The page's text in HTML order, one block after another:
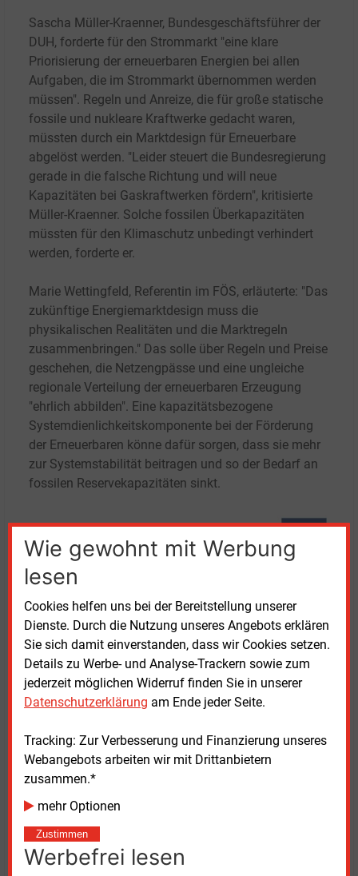
Wie gewohnt mit Werbung
lesen
Cookies helfen uns bei der Bereitstellung unserer
Dienste. Durch die Nutzung unseres Angebots erklären
Sie sich damit einverstanden, dass wir Cookies setzen.
Details zu Werbe- und Analyse-Trackern sowie zum
jederzeit möglichen Widerruf finden Sie in unserer
Datenschutzerklärung am Ende jeder Seite.
Tracking: Zur Verbesserung und Finanzierung unseres
Webangebots arbeiten wir mit Drittanbietern
zusammen.*
mehr Optionen
Zustimmen
Werbefrei lesen
Sascha Müller-Kraenner, Bundesgeschäftsführer der
DUH, forderte für den Strommarkt "eine klare
Priorisierung der erneuerbaren Energien bei allen
Aufgaben, die im Strommarkt übernommen werden
müssen". Regeln und Anreize, die für große statische
fossile und nukleare Kraftwerke gedacht waren,
müssten durch ein Marktdesign für Erneuerbare
abgelöst werden. "Leider steuert die Bundesregierung
gerade in die falsche Richtung und will neue
Kapazitäten bei Gaskraftwerken fördern", kritisierte
Müller-Kraenner. Solche fossilen Überkapazitäten
müssten für den Klimaschutz unbedingt verhindert
werden, forderte er.
Marie Wettingfeld, Referentin im FÖS, erläuterte: "Das
zukünftige Energiemarktdesign muss die
physikalischen Realitäten und die Marktregeln
zusammenbringen." Das solle über Regeln und Preise
geschehen, die Netzengpässe und eine ungleiche
regionale Verteilung der erneuerbaren Erzeugung
"ehrlich abbilden". Eine kapazitätsbezogene
Systemdienlichkeitskomponente bei der Förderung
der Erneuerbaren könne dafür sorgen, dass sie mehr
zur Systemstabilität beitragen und so der Bedarf an
fossilen Reservekapazitäten sinkt.
Vorschläge zum neuen Strommarktdesign der Deutschen
Umwelthilfe
(Zum Vergrößern bitte auf das Bild klicken)
Quelle: FÖS
Transportengpässen sollten direkt in den Marktpreis
einbezogen werden, das werde den Bedarf für
Redispatch und fossile Reservekraftwerke reduzieren,